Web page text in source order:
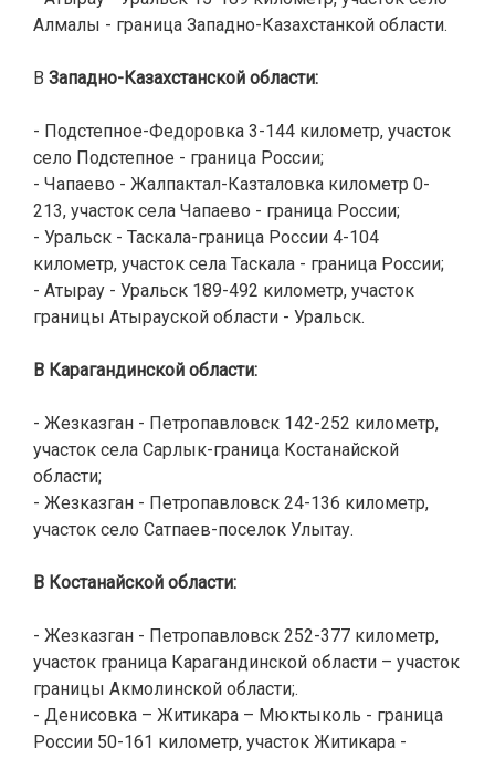
Алмалы - граница Западно-Казахстанкой области.
В Западно-Казахстанской области:
- Подстепное-Федоровка 3-144 километр, участок
село Подстепное - граница России;
- Чапаево - Жалпактал-Казталовка километр 0-
213, участок села Чапаево - граница России;
- Уральск - Таскала-граница России 4-104
километр, участок села Таскала - граница России;
- Атырау - Уральск 189-492 километр, участок
границы Атырауской области - Уральск.
В Карагандинской области:
- Жезказган - Петропавловск 142-252 километр,
участок села Сарлык-граница Костанайской
области;
- Жезказган - Петропавловск 24-136 километр,
участок село Сатпаев-поселок Улытау.
В Костанайской области:
- Жезказган - Петропавловск 252-377 километр,
участок граница Карагандинской области – участок
границы Акмолинской области;.
- Денисовка – Житикара – Мюктыколь - граница
России 50-161 километр, участок Житикара -